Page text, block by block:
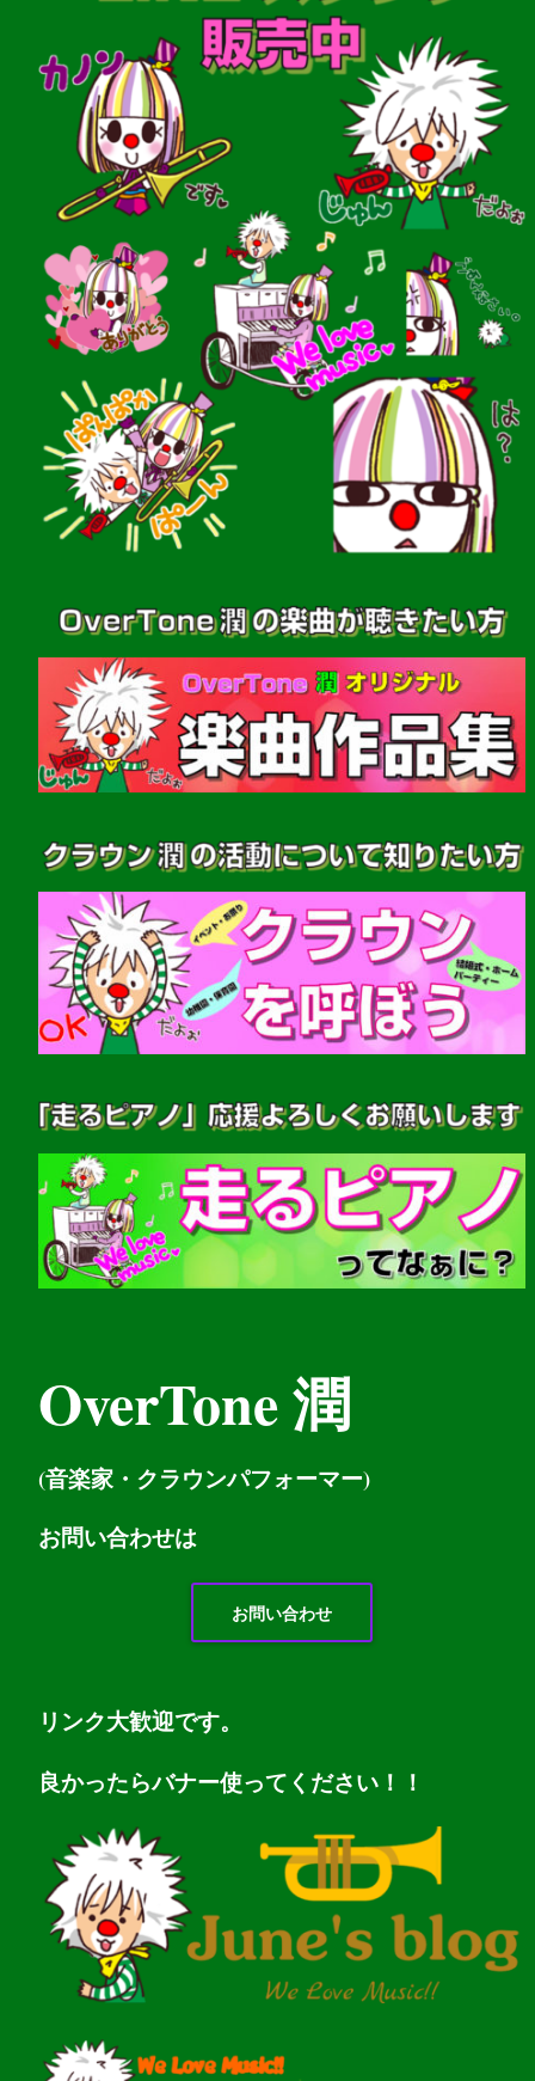
OverTone 潤
(音楽家・クラウンパフォーマー)
お問い合わせは
お問い合わせ
リンク大歓迎です。
良かったらバナー使ってください！！